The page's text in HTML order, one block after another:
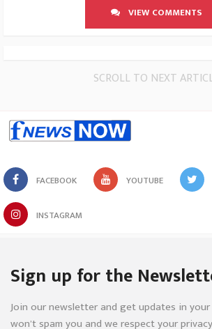
VIEW COMMENTS
SCROLL TO NEXT
FACEBOOK YOUTUBE
INSTAGRAM
Sign up for the
Join our newsletter and get updates in your
won’t spam you and we respect your